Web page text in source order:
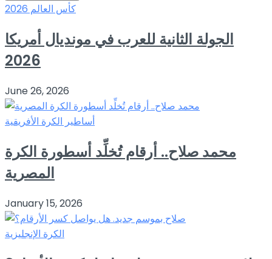
كأس العالم 2026
الجولة الثانية للعرب في مونديال أمريكا
2026
June 26, 2026
أساطير الكرة الأفريقية
محمد صلاح.. أرقام تُخلِّد أسطورة الكرة
المصرية
January 15, 2026
الكرة الإنجليزية